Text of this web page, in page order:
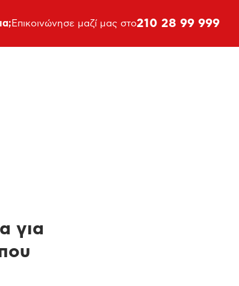
Επικοινώνησε μαζί μας στο210 28 99 999
για